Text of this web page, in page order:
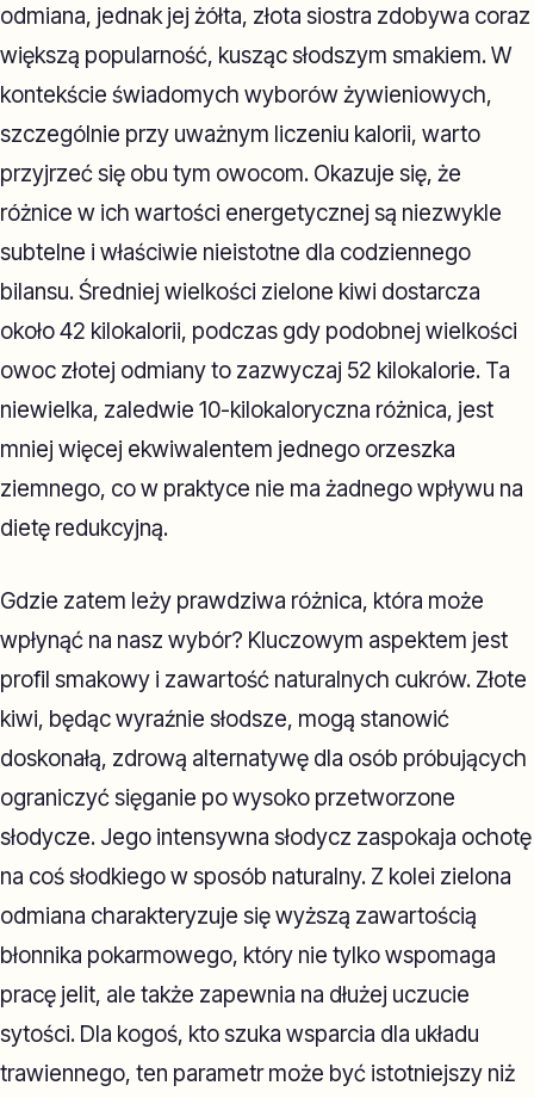
odmiana, jednak jej żółta, złota siostra zdobywa coraz
większą popularność, kusząc słodszym smakiem. W
kontekście świadomych wyborów żywieniowych,
szczególnie przy uważnym liczeniu kalorii, warto
przyjrzeć się obu tym owocom. Okazuje się, że
różnice w ich wartości energetycznej są niezwykle
subtelne i właściwie nieistotne dla codziennego
bilansu. Średniej wielkości zielone kiwi dostarcza
około 42 kilokalorii, podczas gdy podobnej wielkości
owoc złotej odmiany to zazwyczaj 52 kilokalorie. Ta
niewielka, zaledwie 10-kilokaloryczna różnica, jest
mniej więcej ekwiwalentem jednego orzeszka
ziemnego, co w praktyce nie ma żadnego wpływu na
dietę redukcyjną.
Gdzie zatem leży prawdziwa różnica, która może
wpłynąć na nasz wybór? Kluczowym aspektem jest
profil smakowy i zawartość naturalnych cukrów. Złote
kiwi, będąc wyraźnie słodsze, mogą stanowić
doskonałą, zdrową alternatywę dla osób próbujących
ograniczyć sięganie po wysoko przetworzone
słodycze. Jego intensywna słodycz zaspokaja ochotę
na coś słodkiego w sposób naturalny. Z kolei zielona
odmiana charakteryzuje się wyższą zawartością
błonnika pokarmowego, który nie tylko wspomaga
pracę jelit, ale także zapewnia na dłużej uczucie
sytości. Dla kogoś, kto szuka wsparcia dla układu
trawiennego, ten parametr może być istotniejszy niż